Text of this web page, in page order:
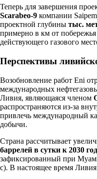
Теперь для завершения
Scarabeo-9 компании
проектной глубины тыс.
примерно в км от
действующего газового
Перспективы
Возобновление работ Eni
международных
Ливия, являющаяся членом
распространяются из-за
привлечь международный
добычи.
Страна рассчитывает
баррелей в сутки к 2030
зафиксированный при
с). В настоящее время